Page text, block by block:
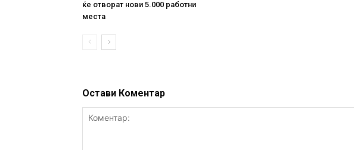
ќе отворат нови 5.000 работни
места
Остави Коментар